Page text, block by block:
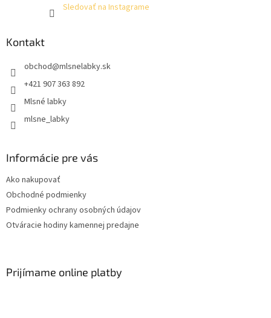
Sledovať na Instagrame
Kontakt
obchod@mlsnelabky.sk
+421 907 363 892
Mlsné labky
mlsne_labky
Informácie pre vás
Ako nakupovať
Obchodné podmienky
Podmienky ochrany osobných údajov
Otváracie hodiny kamennej predajne
Prijímame online platby